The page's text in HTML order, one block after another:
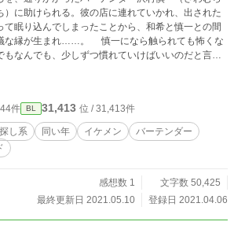
）に助けられる。彼の店に連れていかれ、出された
て眠り込んでしまったことから、和希と慎一との間
な縁が生まれ……。 慎一になら触られても怖くな
もなんでも、少しずつ慣れていけばいいのだと言わ
と距離を縮めてゆく二人。 小さな縁をきっか
件 BL 31,413 位 / 31,413件
し系 同い年 イケメン
バーテンダー
感想数 1
文字数 50,425
最終更新日 2021.05.10
登録日 2021.04.06